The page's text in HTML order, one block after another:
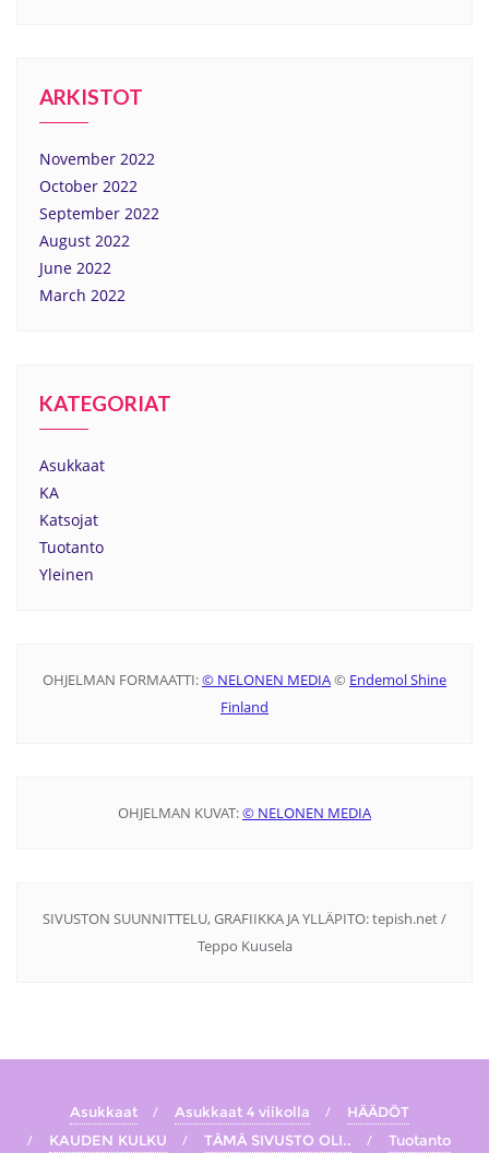
ARKISTOT
November 2022
October 2022
September 2022
August 2022
June 2022
March 2022
KATEGORIAT
Asukkaat
KA
Katsojat
Tuotanto
Yleinen
OHJELMAN FORMAATTI:© NELONEN MEDIA© Endemol Shine
Finland
OHJELMAN KUVAT:© NELONEN MEDIA
SIVUSTON SUUNNITTELU, GRAFIIKKA JA YLLÄPITO: tepish.net /
Teppo Kuusela
Asukkaat Asukkaat 4 viikolla
HÄÄDÖT
KAUDEN KULKU
TÄMÄ SIVUSTO OLI.. Tuotanto